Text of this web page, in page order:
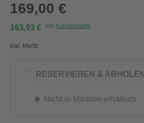
169,00 €
163,93 € mit Kundenkarte
Inkl. MwSt.
RESERVIEREN & ABHOLEN
Nicht in Märkten erhältlich